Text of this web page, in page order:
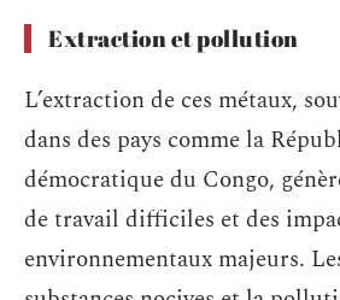
Extraction et pollution
L’extraction de ces métaux,
dans des pays comme la
démocratique du Congo,
de travail difficiles et des
environnementaux majeurs.